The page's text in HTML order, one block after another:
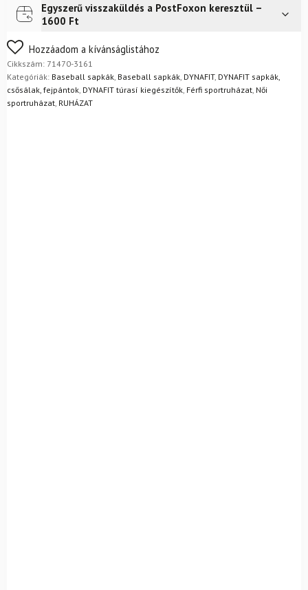
Futár a címre2 400
FoxPost
Egyszerű visszaküldés a PostFoxon keresztül –
1600 Ft
Nem biztos a választásában? Semmi gond – a terméket
egyszerűen visszaküldheti 14 napon belül, indoklás nélkül.
Mik a visszaküldés feltételei?
Hozzáadom a kívánságlistához
Cikkszám: 71470-3161
Kategóriák: Baseball sapkák Baseball sapkák DYNAFIT, DYNAFIT sapkák,
csősálak, fejpántok DYNAFIT túrasí kiegészítők Férfi sportruházat Női
sportruházat RUHÁZAT